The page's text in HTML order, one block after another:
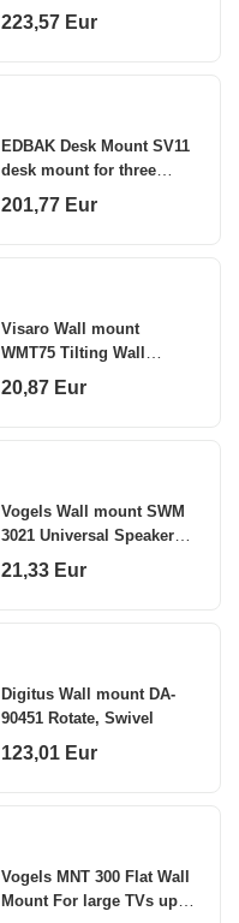
3 cabinets 600 x 337.5
Black
223,57 Eur
EDBAK Desk Mount SV11
desk mount for three
monitors Height
adjustment, tilt
201,77 Eur
Visaro Wall mount
WMT75 Tilting Wall
Mount for TV 43-75 "
20,87 Eur
Vogels Wall mount SWM
3021 Universal Speaker
Wall Mount Tilt, rotate
21,33 Eur
Digitus Wall mount DA-
90451 Rotate, Swivel
123,01 Eur
Vogels MNT 300 Flat Wall
Mount For large TVs up